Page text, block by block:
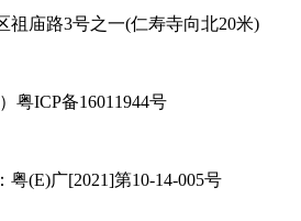
祖庙路3号之一(仁寿寺向北20米)
粤ICP备16011944号
(E)广[2021]第10-14-005号